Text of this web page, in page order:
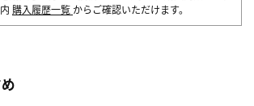
購入履歴一覧 からご確認いただけます。